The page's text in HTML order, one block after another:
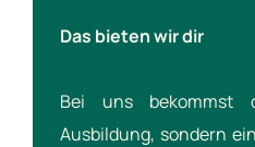
Das bieten wir dir
Bei uns
Ausbildung, sondern